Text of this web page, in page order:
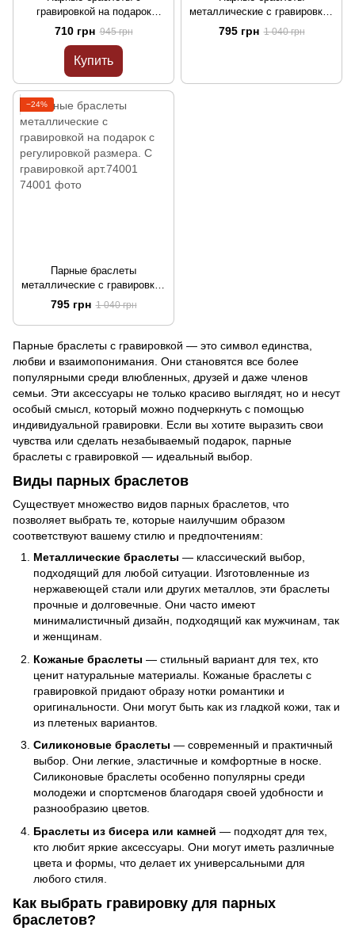
гравировкой на подарок
каучук. Индивидуальная
гравировка арт.42701
710 грн 945 грн
Купить
металлические с гравировкой
на подарок с регулировкой
размера. С гравировкой
795 грн 1 040 грн
−24%
Парные браслеты
металлические с гравировкой
на подарок с регулировкой
размера. С гравировкой
арт.74001
795 грн 1 040 грн
Парные браслеты с гравировкой — это символ единства,
любви и взаимопонимания. Они становятся все более
популярными среди влюбленных, друзей и даже членов
семьи. Эти аксессуары не только красиво выглядят, но и несут
особый смысл, который можно подчеркнуть с помощью
индивидуальной гравировки. Если вы хотите выразить свои
чувства или сделать незабываемый подарок, парные
браслеты с гравировкой — идеальный выбор.
Виды парных браслетов
Существует множество видов парных браслетов, что
позволяет выбрать те, которые наилучшим образом
соответствуют вашему стилю и предпочтениям:
Металлические браслеты — классический выбор,
подходящий для любой ситуации. Изготовленные из
нержавеющей стали или других металлов, эти браслеты
прочные и долговечные. Они часто имеют
минималистичный дизайн, подходящий как мужчинам, так
и женщинам.
Кожаные браслеты — стильный вариант для тех, кто
ценит натуральные материалы. Кожаные браслеты с
гравировкой придают образу нотки романтики и
оригинальности. Они могут быть как из гладкой кожи, так и
из плетеных вариантов.
Силиконовые браслеты — современный и практичный
выбор. Они легкие, эластичные и комфортные в носке.
Силиконовые браслеты особенно популярны среди
молодежи и спортсменов благодаря своей удобности и
разнообразию цветов.
Браслеты из бисера или камней — подходят для тех,
кто любит яркие аксессуары. Они могут иметь различные
цвета и формы, что делает их универсальными для
любого стиля.
Как выбрать гравировку для парных
браслетов?